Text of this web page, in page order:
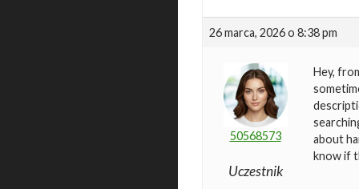
26 marca, 2026 o 8:38 pm
50568573
Uczestnik
Hey,
about
know if